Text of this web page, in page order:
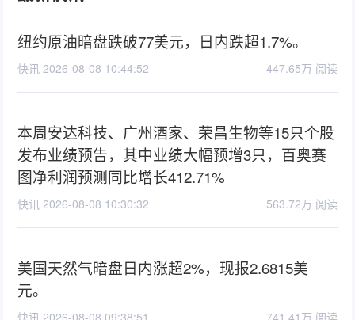
纽约原油暗盘跌破77美元，日内跌超1.7%。
快讯 2026-08-08 10:44:52 447.65万 阅读
本周安达科技、广州酒家、荣昌生物等15只个股
发布业绩预告，其中业绩大幅预增3只，百奥赛
图净利润预测同比增长412.71%
快讯 2026-08-08 10:30:32 563.72万 阅读
美国天然气暗盘日内涨超2%，现报2.6815美
元。